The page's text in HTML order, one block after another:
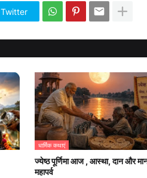
Twitter
धार्मिक कथाएं
ज्येष्ठ पूर्णिमा आज , आस्था, दान और
महापर्व